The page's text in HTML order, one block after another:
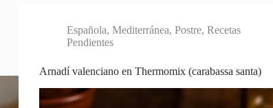
Española,Mediterránea,Postre,Recetas
Pendientes
Arnadí valenciano en Thermomix (carabassa santa)